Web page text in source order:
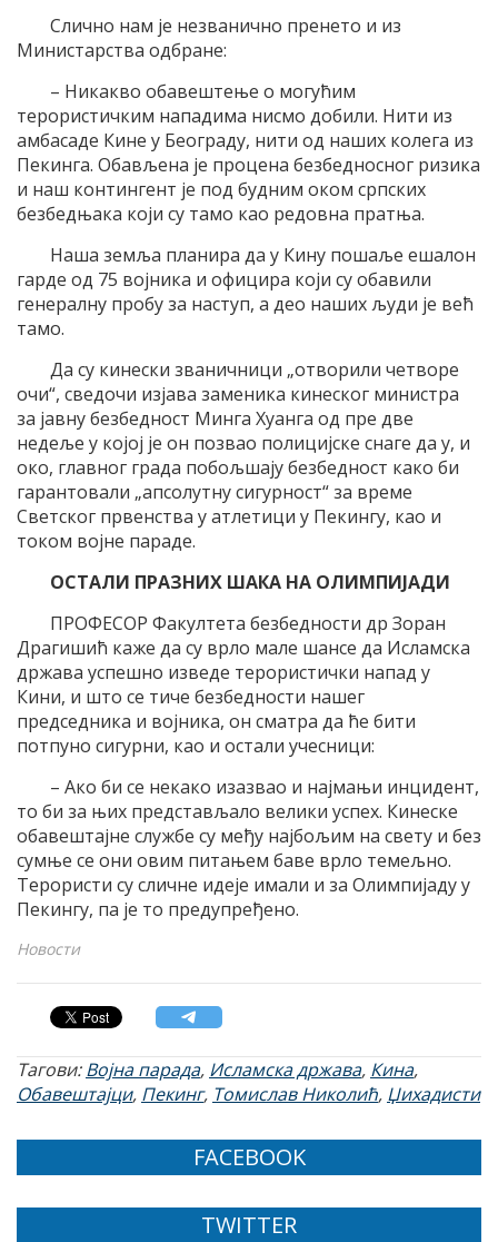
Слично нам је незванично пренето и из
Министарства одбране:
– Никакво обавештење о могућим
терористичким нападима нисмо добили. Нити из
амбасаде Кине у Београду, нити од наших колега из
Пекинга. Обављена је процена безбедносног ризика
и наш контингент је под будним оком српских
безбедњака који су тамо као редовна пратња.
Наша земља планира да у Кину пошаље ешалон
гарде од 75 војника и официра који су обавили
генералну пробу за наступ, а део наших људи је већ
тамо.
Да су кинески званичници „отворили четворе
очи“, сведочи изјава заменика кинеског министра
за јавну безбедност Минга Хуанга од пре две
недеље у којој је он позвао полицијске снаге да у, и
око, главног града побољшају безбедност како би
гарантовали „апсолутну сигурност“ за време
Светског првенства у атлетици у Пекингу, као и
током војне параде.
ОСТАЛИ ПРАЗНИХ ШАКА НА ОЛИМПИЈАДИ
ПРОФЕСОР Факултета безбедности др Зоран
Драгишић каже да су врло мале шансе да Исламска
држава успешно изведе терористички напад у
Кини, и што се тиче безбедности нашег
председника и војника, он сматра да ће бити
потпуно сигурни, као и остали учесници:
– Ако би се некако изазвао и најмањи инцидент,
то би за њих представљало велики успех. Кинеске
обавештајне службе су међу најбољим на свету и без
сумње се они овим питањем баве врло темељно.
Терористи су сличне идеје имали и за Олимпијаду у
Пекингу, па је то предупређено.
Новости
Тагови:Војна парада, Исламска држава, Кина,
Обавештајци, Пекинг, Томислав Николић, Џихадисти
FACEBOOK
TWITTER